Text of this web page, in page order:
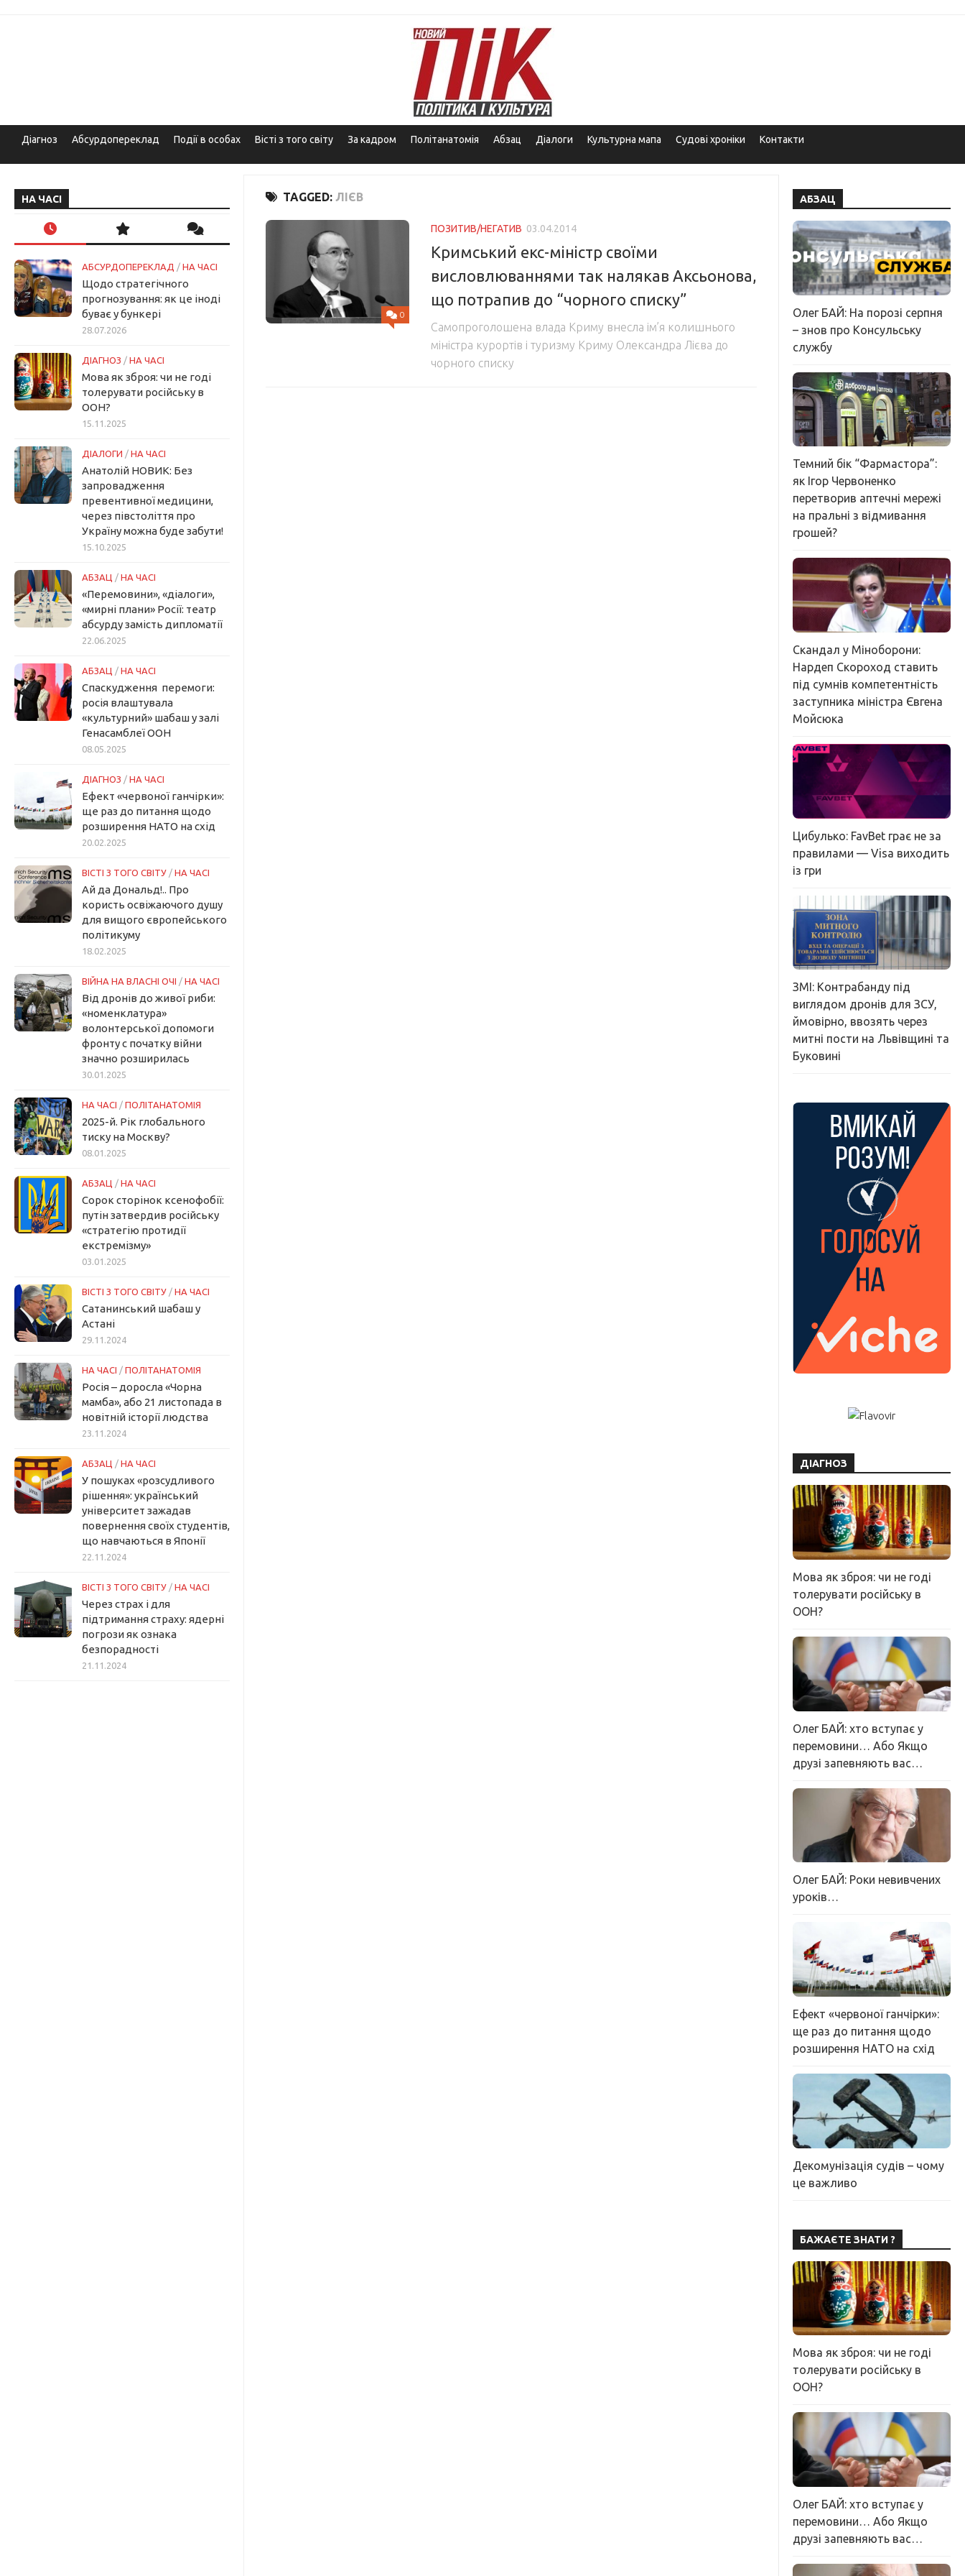
Діагноз Абсурдопереклад Події в особах Вісті з того світу За кадром Політанатомія Абзац Діалоги Культурна мапа Судові хроніки Контакти
TAGGED: ЛІЄВ
0
ПОЗИТИВ/НЕГАТИВ 03.04.2014
Кримський екс-міністр своїми
висловлюваннями так налякав Аксьонова,
що потрапив до “чорного списку”
Самопроголошена влада Криму внесла ім’я колишнього
міністра курортів і туризму Криму Олександра Лієва до
чорного списку
НА ЧАСІ
АБСУРДОПЕРЕКЛАД / НА ЧАСІ
Щодо стратегічного
прогнозування: як це іноді
буває у бункері
28.07.2026
ДІАГНОЗ / НА ЧАСІ
Мова як зброя: чи не годі
толерувати російську в
ООН?
15.11.2025
ДІАЛОГИ / НА ЧАСІ
Анатолій НОВИК: Без
запровадження
превентивної медицини,
через півстоліття про
Україну можна буде забути!
15.10.2025
АБЗАЦ / НА ЧАСІ
«Перемовини», «діалоги»,
«мирні плани» Росії: театр
абсурду замість дипломатії
22.06.2025
АБЗАЦ / НА ЧАСІ
Спаскудження перемоги:
росія влаштувала
«культурний» шабаш у залі
Генасамблеї ООН
08.05.2025
ДІАГНОЗ / НА ЧАСІ
Ефект «червоної ганчірки»:
ще раз до питання щодо
розширення НАТО на схід
20.02.2025
ВІСТІ З ТОГО СВІТУ / НА ЧАСІ
Ай да Дональд!.. Про
користь освіжаючого душу
для вищого європейського
політикуму
18.02.2025
ВІЙНА НА ВЛАСНІ ОЧІ / НА ЧАСІ
Від дронів до живої риби:
«номенклатура»
волонтерської допомоги
фронту с початку війни
значно розширилась
30.01.2025
НА ЧАСІ / ПОЛІТАНАТОМІЯ
2025-й. Рік глобального
тиску на Москву?
08.01.2025
АБЗАЦ / НА ЧАСІ
Сорок сторінок ксенофобії:
путін затвердив російську
«стратегію протидії
екстремізму»
03.01.2025
ВІСТІ З ТОГО СВІТУ / НА ЧАСІ
Сатанинський шабаш у
Астані
29.11.2024
НА ЧАСІ / ПОЛІТАНАТОМІЯ
Росія – доросла «Чорна
мамба», або 21 листопада в
новітній історії людства
23.11.2024
АБЗАЦ / НА ЧАСІ
У пошуках «розсудливого
рішення»: український
університет зажадав
повернення своїх студентів,
що навчаються в Японії
22.11.2024
ВІСТІ З ТОГО СВІТУ / НА ЧАСІ
Через страх і для
підтримання страху: ядерні
погрози як ознака
безпорадності
21.11.2024
АБЗАЦ
Олег БАЙ: На порозі серпня
– знов про Консульську
службу
Темний бік “Фармастора”:
як Ігор Червоненко
перетворив аптечні мережі
на пральні з відмивання
грошей?
Скандал у Міноборони:
Нардеп Скороход ставить
під сумнів компетентність
заступника міністра Євгена
Мойсюка
Цибулько: FavBet грає не за
правилами — Visa виходить
із гри
ЗМІ: Контрабанду під
виглядом дронів для ЗСУ,
ймовірно, ввозять через
митні пости на Львівщині та
Буковині
ДІАГНОЗ
Мова як зброя: чи не годі
толерувати російську в
ООН?
Олег БАЙ: хто вступає у
перемовини… Або Якщо
друзі запевняють вас…
Олег БАЙ: Роки невивчених
уроків…
Ефект «червоної ганчірки»:
ще раз до питання щодо
розширення НАТО на схід
Декомунізація судів – чому
це важливо
БАЖАЄТЕ ЗНАТИ ?
Мова як зброя: чи не годі
толерувати російську в
ООН?
Олег БАЙ: хто вступає у
перемовини… Або Якщо
друзі запевняють вас…